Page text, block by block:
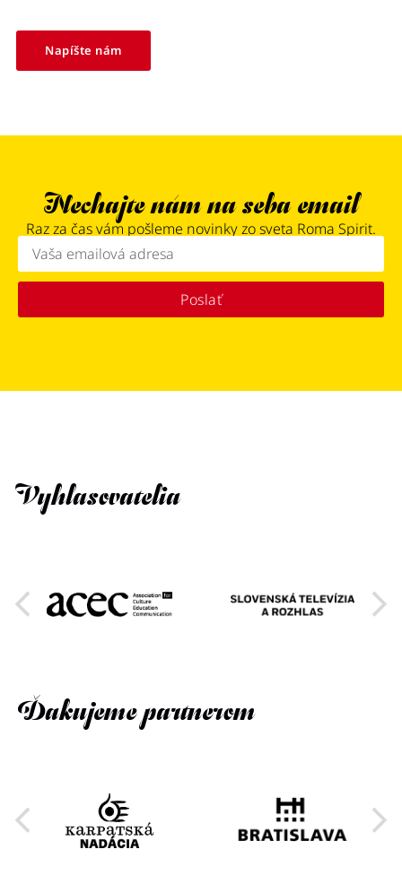
Napíšte nám
Nechajte nám na seba email
Raz za čas vám pošleme novinky zo sveta Roma Spirit.
Poslať
Vyhlasovatelia
Ďakujeme partnerom